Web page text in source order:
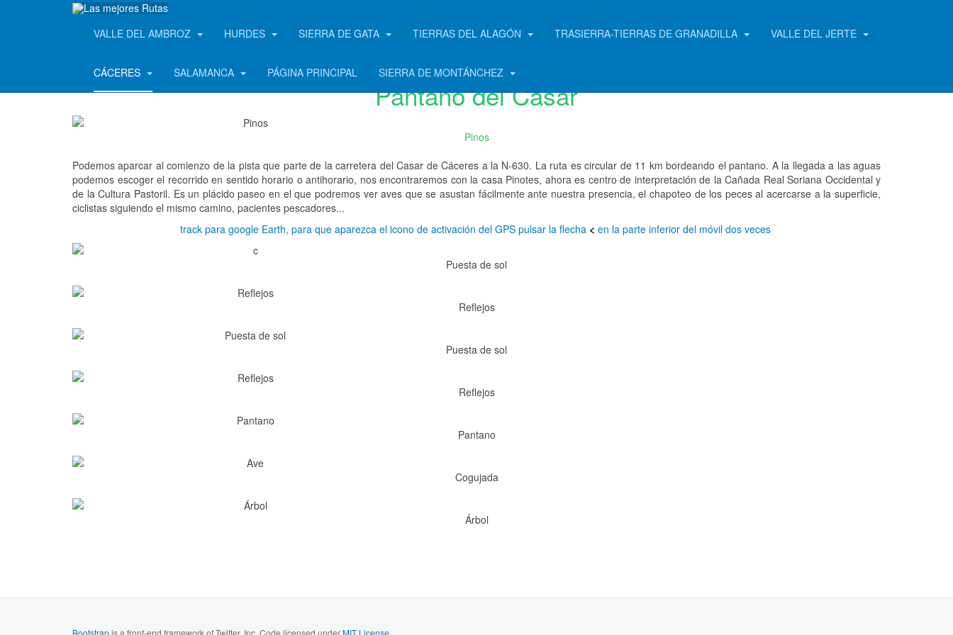
VALLE DEL AMBROZ HURDES SIERRA DE GATA TIERRAS DEL ALAGÓN TRASIERRA-TIERRAS DE GRANADILLA VALLE DEL JERTE
CÁCERES SALAMANCA PÁGINA PRINCIPAL SIERRA DE MONTÁNCHEZ
Pantano del Casar
Pinos
Podemos aparcar al comienzo de la pista que parte de la carretera del Casar de Cáceres a la N-630. La ruta es circular de 11 km bordeando el pantano. A la llegada a las aguas
podemos escoger el recorrido en sentido horario o antihorario, nos encontraremos con la casa Pinotes, ahora es centro de interpretación de la Cañada Real Soriana Occidental y
de la Cultura Pastoril. Es un plácido paseo en el que podremos ver aves que se asustan fácilmente ante nuestra presencia, el chapoteo de los peces al acercarse a la superficie,
ciclistas siguiendo el mismo camino, pacientes pescadores...
track para google Earth, para que aparezca el icono de activación del GPS pulsar la flecha < en la parte inferior del móvil dos veces
Puesta de sol
Reflejos
Puesta de sol
Reflejos
Pantano
Cogujada
Árbol
Bootstrapis a front-end framework of Twitter, Inc. Code licensed underMIT License.